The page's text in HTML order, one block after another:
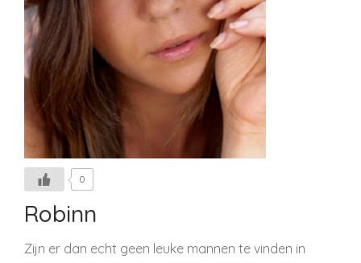
0
Robinn
Zijn er dan echt geen leuke mannen te vinden in